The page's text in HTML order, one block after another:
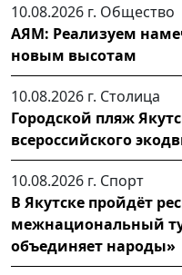
10.08.2026 г. Общество
АЯМ: Реализуем
новым высотам
10.08.2026 г. Столица
Городской пляж
всероссийского
10.08.2026 г. Спорт
В Якутске пройдёт
межнациональный
объединяет народы» ⁣